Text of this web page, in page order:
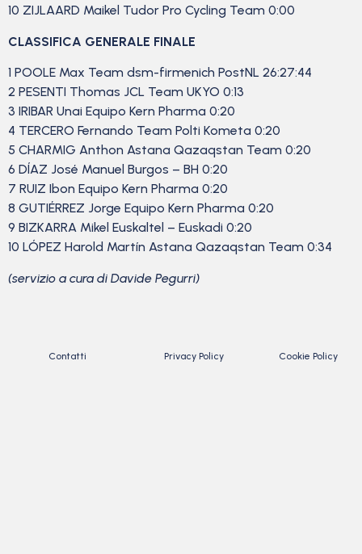
10 ZIJLAARD Maikel Tudor Pro Cycling Team 0:00
CLASSIFICA GENERALE FINALE
1 POOLE Max Team dsm-firmenich PostNL 26:27:44
2 PESENTI Thomas JCL Team UKYO 0:13
3 IRIBAR Unai Equipo Kern Pharma 0:20
4 TERCERO Fernando Team Polti Kometa 0:20
5 CHARMIG Anthon Astana Qazaqstan Team 0:20
6 DÍAZ José Manuel Burgos – BH 0:20
7 RUIZ Ibon Equipo Kern Pharma 0:20
8 GUTIÉRREZ Jorge Equipo Kern Pharma 0:20
9 BIZKARRA Mikel Euskaltel – Euskadi 0:20
10 LÓPEZ Harold Martín Astana Qazaqstan Team 0:34
(servizio a cura di Davide Pegurri)
Contatti Privacy Policy Cookie Policy